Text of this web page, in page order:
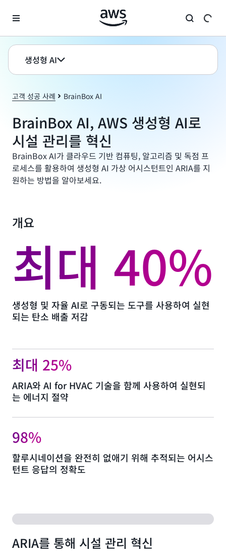
생성형 AI
고객 성공 사례 BrainBox AI
BrainBox AI, AWS 생성형 AI로
시설 관리를 혁신
BrainBox AI가 클라우드 기반 컴퓨팅, 알고리즘 및 독점 프
로세스를 활용하여 생성형 AI 가상 어시스턴트인 ARIA를 지
원하는 방법을 알아보세요.
개요
최대 40%
생성형 및 자율 AI로 구동되는 도구를 사용하여 실현
되는 탄소 배출 저감
최대 25%
ARIA와 AI for HVAC 기술을 함께 사용하여 실현되
는 에너지 절약
98%
할루시네이션을 완전히 없애기 위해 추적되는 어시스
턴트 응답의 정확도
ARIA를 통해 시설 관리 혁신